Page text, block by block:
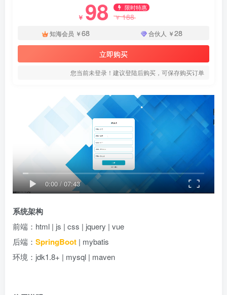
￥ 98 限时特惠
￥188
知海会员 ￥68 合伙人 ￥28
立即购买
您当前未登录！建议登陆后购买，可保存购买订单
0:00/07:43
系统架构
前端：html | js | css | jquery | vue
后端： SpringBoot | mybatis
环境：jdk1.8+ | mysql | maven